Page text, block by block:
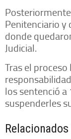
Penitenciario y
donde
Judicial.
Tras el
los sentenció a
suspenderles